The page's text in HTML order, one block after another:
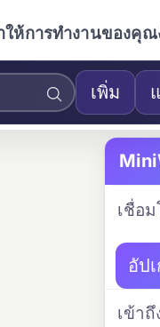
ให้การทำงานของคุ
เพิ่ม
เชื่อม
อัป
เข้า